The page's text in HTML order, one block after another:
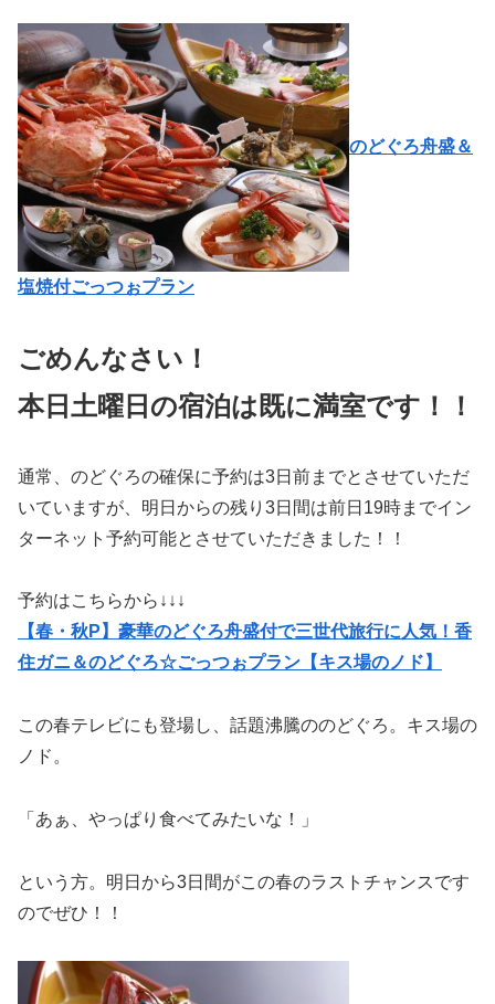
のどぐろ舟盛＆
塩焼付ごっつぉプラン
ごめんなさい！
本日土曜日の宿泊は既に満室です！！
通常、のどぐろの確保に予約は3日前までとさせていただ
いていますが、明日からの残り3日間は前日19時までイン
ターネット予約可能とさせていただきました！！
予約はこちらから↓↓↓
【春・秋P】豪華のどぐろ舟盛付で三世代旅行に人気！香
住ガニ＆のどぐろ☆ごっつぉプラン【キス場のノド】
この春テレビにも登場し、話題沸騰ののどぐろ。キス場の
ノド。
「あぁ、やっぱり食べてみたいな！」
という方。明日から3日間がこの春のラストチャンスです
のでぜひ！！